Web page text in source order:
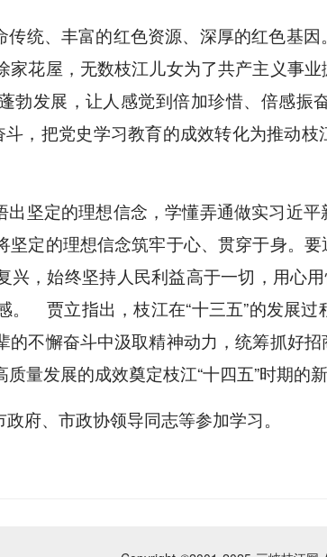
统、丰富的红色资源、深厚的红色基
家花屋，无数枝江儿女为了共产主义事
勃发展，让人感觉到倍加珍惜、倍感
斗，把党史学习教育的成效转化为推动
坚定的理想信念，学懂弄通做实习近
坚定的理想信念筑牢于心、贯穿于身。
，始终坚持人民利益高于一切，用心
。 贾立指出，枝江在“十三五”的发展
的不懈奋斗中汲取精神动力，统筹抓好
量发展的成效奠定枝江“十四五”时期的新
府、市政协领导同志等参加学习。